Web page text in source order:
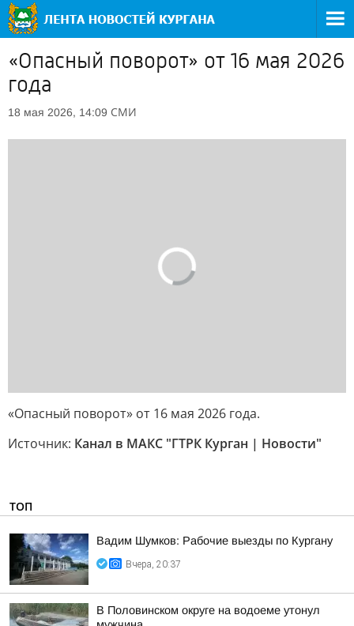
«Опасный поворот» от 16 мая 2026
года
18 мая 2026, 14:09 СМИ
«Опасный поворот» от 16 мая 2026 года.
Источник: Канал в МАКС "ГТРК Курган | Новости"
ТОП
Вадим Шумков: Рабочие выезды по Кургану
Вчера, 20:37
В Половинском округе на водоеме утонул